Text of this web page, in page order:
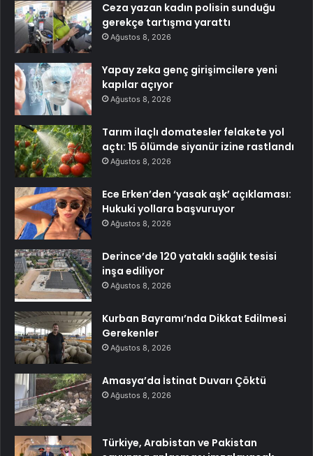
Ceza yazan kadın polisin sunduğu
gerekçe tartışma yarattı
Ağustos 8, 2026
Yapay zeka genç girişimcilere yeni
kapılar açıyor
Ağustos 8, 2026
Tarım ilaçlı domatesler felakete yol
açtı: 15 ölümde siyanür izine rastlandı
Ağustos 8, 2026
Ece Erken’den ‘yasak aşk’ açıklaması:
Hukuki yollara başvuruyor
Ağustos 8, 2026
Derince’de 120 yataklı sağlık tesisi
inşa ediliyor
Ağustos 8, 2026
Kurban Bayramı’nda Dikkat Edilmesi
Gerekenler
Ağustos 8, 2026
Amasya’da İstinat Duvarı Çöktü
Ağustos 8, 2026
Türkiye, Arabistan ve Pakistan